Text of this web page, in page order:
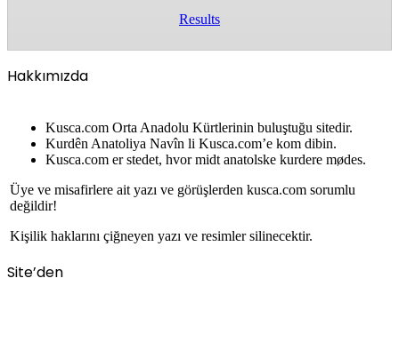
Results
Hakkımızda
Kusca.com Orta Anadolu Kürtlerinin buluştuğu sitedir.
Kurdên Anatoliya Navîn li Kusca.com’e kom dibin.
Kusca.com er stedet, hvor midt anatolske kurdere mødes.
Üye ve misafirlere ait yazı ve görüşlerden kusca.com sorumlu
değildir!
Kişilik haklarını çiğneyen yazı ve resimler silinecektir.
Site’den